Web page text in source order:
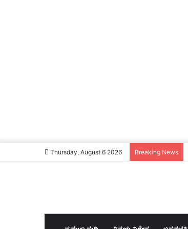
Thursday, August 6 2026 Breaking News